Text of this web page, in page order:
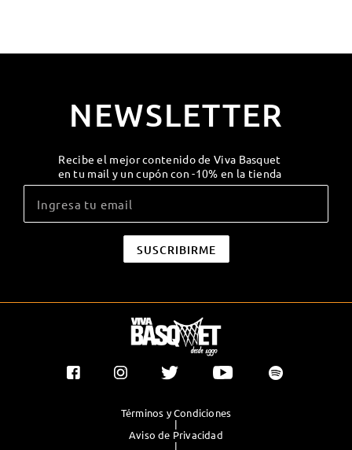
NEWSLETTER
Recibe el mejor contenido de Viva Basquet
en tu mail y un cupón con -10% en la tienda
Términos y Condiciones
|
Aviso de Privacidad
|